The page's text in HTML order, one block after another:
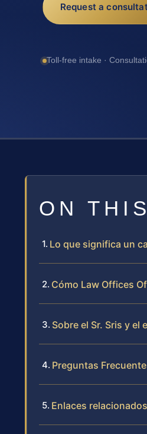
Request a
Toll-free intake ·
ON
Lo que significa un
Cómo Law Offices
Sobre el Sr. Sris y
Preguntas
Enlaces relacionados